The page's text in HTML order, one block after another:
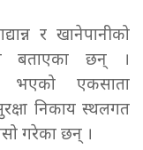
र खानेपानीको
बताएका छन् ।
भएको एकसाता
निकाय स्थलगत
गरेका छन् ।